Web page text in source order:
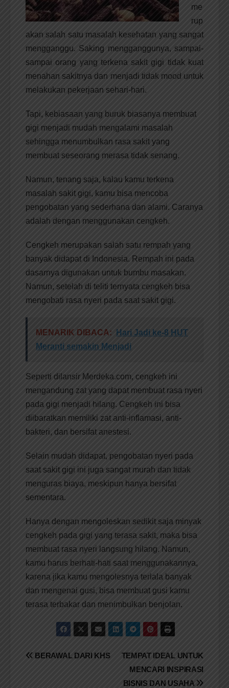
me
rup
akan salah satu masalah kesehatan yang sangat
mengganggu. Saking mengganggunya, sampai-
sampai orang yang terkena sakit gigi tidak kuat
menahan sakitnya dan menjadi tidak mood untuk
melakukan pekerjaan sehari-hari.
Tapi, kebiasaan yang buruk biasanya membuat
gigi menjadi mudah mengalami masalah
sehingga menumbulkan rasa sakit yang
membuat seseorang merasa tidak senang.
Namun, tenang saja, kalau kamu terkena
masalah sakit gigi, kamu bisa mencoba
pengobatan yang sederhana dan alami. Caranya
adalah dengan menggunakan cengkeh.
Cengkeh merupakan salah satu rempah yang
banyak didapat di Indonesia. Rempah ini pada
dasarnya digunakan untuk bumbu masakan.
Namun, setelah di teliti ternyata cengkeh bisa
mengobati rasa nyeri pada saat sakit gigi.
MENARIK DIBACA:
Hari Jadi ke-8 HUT
Meranti semakin Menjadi
Seperti dilansir Merdeka.com, cengkeh ini
mengandung zat yang dapat membuat rasa nyeri
pada gigi menjadi hilang. Cengkeh ini bisa
diibaratkan memiliki zat anti-inflamasi, anti-
bakteri, dan bersifat anestesi.
Selain mudah didapat, pengobatan nyeri pada
saat sakit gigi ini juga sangat murah dan tidak
menguras biaya, meskipun hanya bersifat
sementara.
Hanya dengan mengoleskan sedikit saja minyak
cengkeh pada gigi yang terasa sakit, maka bisa
membuat rasa nyeri langsung hilang. Namun,
kamu harus berhati-hati saat menggunakannya,
karena jika kamu mengolesnya terlala banyak
dan mengenai gusi, bisa membuat gusi kamu
terasa terbakar dan menimbulkan benjolan.
Navigasi
TEMPAT IDEAL UNTUK
MENCARI INSPIRASI
BISNIS DAN USAHA
BERAWAL DARI KHS